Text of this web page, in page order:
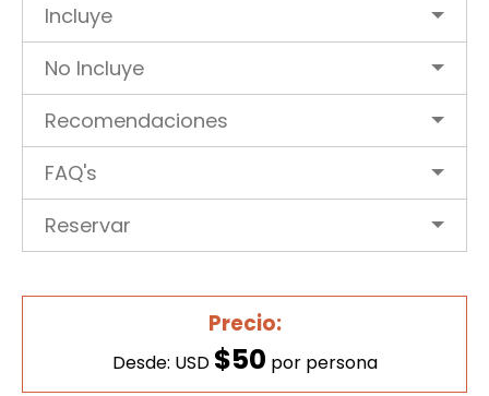
Incluye
No Incluye
Recomendaciones
FAQ's
Reservar
Precio:
Desde: USD $50 por persona